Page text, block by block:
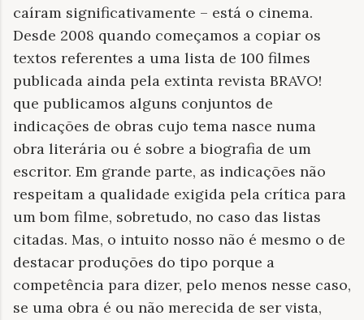
caíram significativamente – está o cinema.
Desde 2008 quando começamos a copiar os
textos referentes a uma lista de 100 filmes
publicada ainda pela extinta revista BRAVO!
que publicamos alguns conjuntos de
indicações de obras cujo tema nasce numa
obra literária ou é sobre a biografia de um
escritor. Em grande parte, as indicações não
respeitam a qualidade exigida pela crítica para
um bom filme, sobretudo, no caso das listas
citadas. Mas, o intuito nosso não é mesmo o de
destacar produções do tipo porque a
competência para dizer, pelo menos nesse caso,
se uma obra é ou não merecida de ser vista,